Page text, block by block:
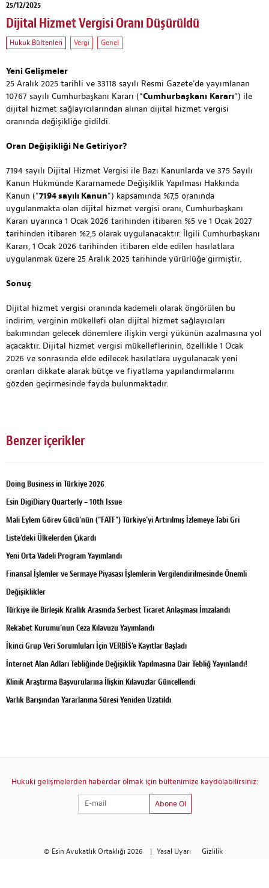
25/12/2025
Dijital Hizmet Vergisi Oranı Düşürüldü
Hukuk Bültenleri Vergi Genel
Yeni Gelişmeler
25 Aralık 2025 tarihli ve 33118 sayılı Resmi Gazete’de yayımlanan
10767 sayılı Cumhurbaşkanı Kararı (“Cumhurbaşkanı Kararı“) ile
dijital hizmet sağlayıcılarından alınan dijital hizmet vergisi
oranında değişikliğe gidildi.
Oran Değişikliği Ne Getiriyor?​
7194 sayılı Dijital Hizmet Vergisi ile Bazı Kanunlarda ve 375 Sayılı
Kanun Hükmünde Kararnamede Değişiklik Yapılması Hakkında
Kanun (“7194 sayılı Kanun“) kapsamında %7,5 oranında
uygulanmakta olan dijital hizmet vergisi oranı, Cumhurbaşkanı
Kararı uyarınca 1 Ocak 2026 tarihinden itibaren %5 ve 1 Ocak 2027
tarihinden itibaren %2,5 olarak uygulanacaktır. İlgili Cumhurbaşkanı
Kararı, 1 Ocak 2026 tarihinden itibaren elde edilen hasılatlara
uygulanmak üzere 25 Aralık 2025 tarihinde yürürlüğe girmiştir.
Sonuç
Dijital hizmet vergisi oranında kademeli olarak öngörülen bu
indirim, verginin mükellefi olan dijital hizmet sağlayıcıları
bakımından gelecek dönemlere ilişkin vergi yükünün azalmasına yol
açacaktır. Dijital hizmet vergisi mükelleflerinin, özellikle 1 Ocak
2026 ve sonrasında elde edilecek hasılatlara uygulanacak yeni
oranları dikkate alarak bütçe ve fiyatlama yapılandırmalarını
gözden geçirmesinde fayda bulunmaktadır.
Benzer içerikler
Doing Business in Türkiye 2026
Esin DigiDiary Quarterly – 10th Issue
Mali Eylem Görev Gücü’nün (“FATF”) Türkiye’yi Artırılmış İzlemeye Tabi Gri
Liste’deki Ülkelerden Çıkardı
Yeni Orta Vadeli Program Yayımlandı
Finansal İşlemler ve Sermaye Piyasası İşlemlerin Vergilendirilmesinde Önemli
Değişiklikler
Türkiye ile Birleşik Krallık Arasında Serbest Ticaret Anlaşması İmzalandı
Rekabet Kurumu’nun Ceza Kılavuzu Yayımlandı
İkinci Grup Veri Sorumluları İçin VERBİS’e Kayıtlar Başladı
İnternet Alan Adları Tebliğinde Değişiklik Yapılmasına Dair Tebliğ Yayınlandı!
Klinik Araştırma Başvurularına İlişkin Kılavuzlar Güncellendi
Varlık Barışından Yararlanma Süresi Yeniden Uzatıldı
Hukuki gelişmelerden haberdar olmak için bültenimize kaydolabilirsiniz:
Abone Ol
© Esin Avukatlık Ortaklığı 2026 | Yasal Uyarı Gizlilik